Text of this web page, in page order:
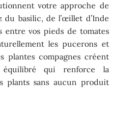
votre approche de
du basilic, de l’œillet d’Inde
entre vos pieds de tomates
les pucerons et
plantes compagnes créent
équilibré qui renforce la
plants sans aucun produit